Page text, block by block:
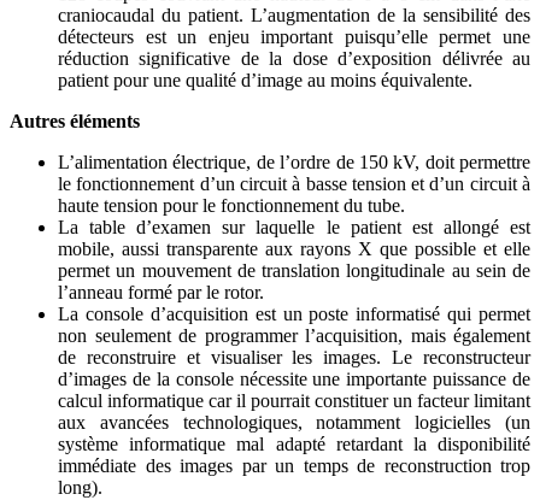
craniocaudal du patient. L’augmentation de la sensibilité des
détecteurs est un enjeu important puisqu’elle permet une
réduction significative de la dose d’exposition délivrée au
patient pour une qualité d’image au moins équivalente.
Autres éléments
L’alimentation électrique, de l’ordre de 150 kV, doit permettre
le fonctionnement d’un circuit à basse tension et d’un circuit à
haute tension pour le fonctionnement du tube.
La table d’examen sur laquelle le patient est allongé est
mobile, aussi transparente aux rayons X que possible et elle
permet un mouvement de translation longitudinale au sein de
l’anneau formé par le rotor.
La console d’acquisition est un poste informatisé qui permet
non seulement de programmer l’acquisition, mais également
de reconstruire et visualiser les images. Le reconstructeur
d’images de la console nécessite une importante puissance de
calcul informatique car il pourrait constituer un facteur limitant
aux avancées technologiques, notamment logicielles (un
système informatique mal adapté retardant la disponibilité
immédiate des images par un temps de reconstruction trop
long).